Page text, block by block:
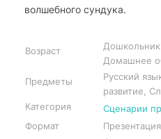
волшебного сундука.
Возраст
Домашнее
Предметы
Русский
развитие,
Категория
Сценарии
Формат
Презентация